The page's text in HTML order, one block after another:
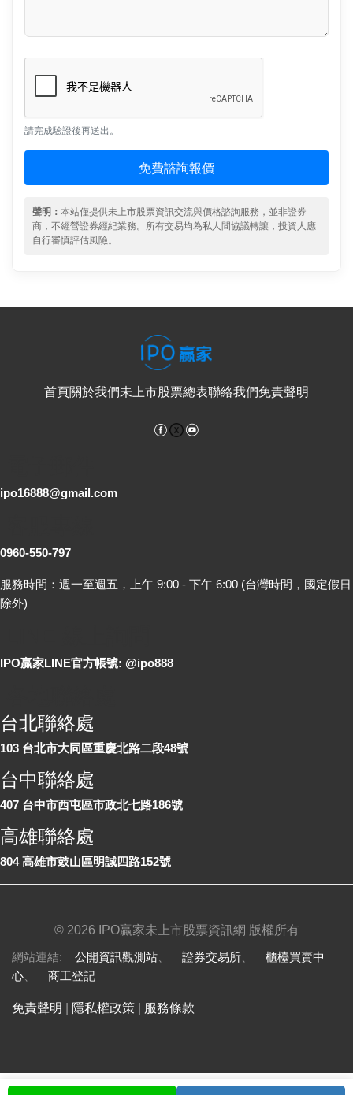
請完成驗證後再送出。
免費諮詢報價
聲明： 本站僅提供未上市股票資訊交流與價格諮詢服務，並非證券
商，不經營證券經紀業務。所有交易均為私人間協議轉讓，投資人應
自行審慎評估風險。
首頁關於我們未上市股票總表聯絡我們免責聲明
Facebook
ipo16888@gmail.com
0960-550-797
服務時間：週一至週五，上午 9:00 - 下午 6:00 (台灣時間，國定假日
除外)
IPO贏家LINE官方帳號: @ipo888
台北聯絡處
103 台北市大同區重慶北路二段48號
台中聯絡處
407 台中市西屯區市政北七路186號
高雄聯絡處
804 高雄市鼓山區明誠四路152號
© 2026 IPO贏家未上市股票資訊網 版權所有
網站連結: 公開資訊觀測站 證券交易所
櫃檯買賣中
心
商工登記
免責聲明 隱私權政策 服務條款